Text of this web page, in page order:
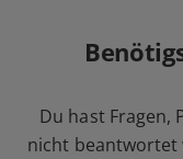
Du hast Fragen,
nicht beantwortet